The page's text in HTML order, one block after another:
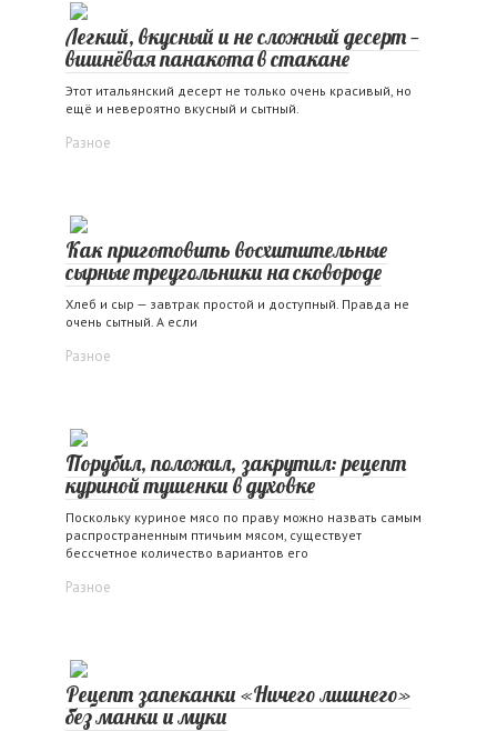
Легкий, вкусный и не сложный десерт —
вишнёвая панакота в стакане
Этот итальянский десерт не только очень красивый, но
ещё и невероятно вкусный и сытный.
Разное
Как приготовить восхитительные
сырные треугольники на сковороде
Хлеб и сыр — завтрак простой и доступный. Правда не
очень сытный. А если
Разное
Порубил, положил, закрутил: рецепт
куриной тушенки в духовке
Поскольку куриное мясо по праву можно назвать самым
распространенным птичьим мясом, существует
бессчетное количество вариантов его
Разное
Рецепт запеканки «Ничего лишнего»
без манки и муки